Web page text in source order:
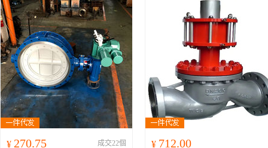
¥ 270.75
成交22個
¥ 712.00